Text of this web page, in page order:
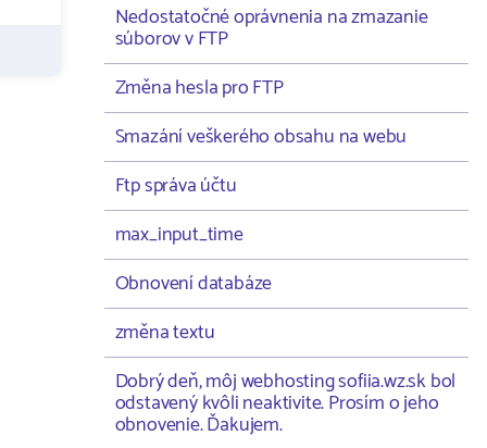
Nedostatočné oprávnenia na zmazanie
súborov v FTP
Změna hesla pro FTP
Smazání veškerého obsahu na webu
Ftp správa účtu
max_input_time
Obnovení databáze
změna textu
Dobrý deň, môj webhosting sofiia.wz.sk bol
odstavený kvôli neaktivite. Prosím o jeho
obnovenie. Ďakujem.